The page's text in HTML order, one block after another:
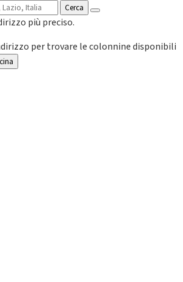
Cerca
più preciso.
per trovare le colonnine disponibili